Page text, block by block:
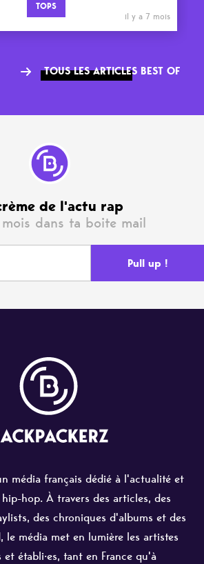
TOPS
il y a 7 mois
TOUS LES ARTICLES BEST OF
de l'actu rap
dans ta boite mail
média français dédié à l'actualité et
hop. À travers des articles, des
des chroniques d'albums et des
le média met en lumière les artistes
et établi·es, tant en France qu'à